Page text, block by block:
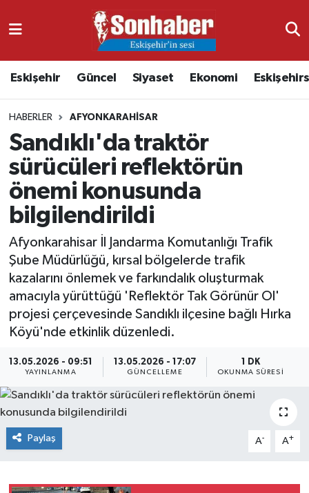
Eskişehir Güncel Siyaset Ekonomi
HABERLER AFYONKARAHISAR
Sandıklı'da traktör
sürücüleri reflektörün
önemi konusunda
bilgilendirildi
Afyonkarahisar İl Jandarma Komutanlığı Trafik
Şube Müdürlüğü, kırsal bölgelerde trafik
kazalarını önlemek ve farkındalık oluşturmak
amacıyla yürüttüğü 'Reflektör Tak Görünür Ol'
projesi çerçevesinde Sandıklı ilçesine bağlı Hırka
Köyü'nde etkinlik düzenledi.
13.05.2026 - 09:51
YAYINLANMA
13.05.2026 - 17:07
GÜNCELLEME
1 DK
OKUNMA SÜRESI
Paylaş A- A+
Ekonomi
Güncel
Kültür & Sanat
Magazin
Resmi İlanlar
Sağlık
Siyaset
Spor
Nöbetçi Eczaneler
Namaz Vakitleri
Trafik Durumu
Süper Lig Puan Durumu ve Fikstür
Tüm Manşetler
Son Dakika Haberleri
Haber Arşivi